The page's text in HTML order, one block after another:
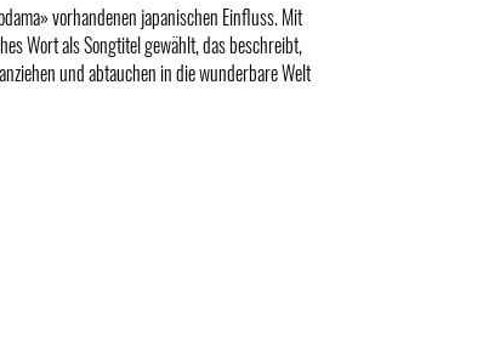
vorhandenen japanischen Einfluss. Mit
Wort als Songtitel gewählt, das beschreibt,
und abtauchen in die wunderbare Welt